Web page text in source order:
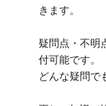
きます。
疑問点・不明
付可能です。
どんな疑問で